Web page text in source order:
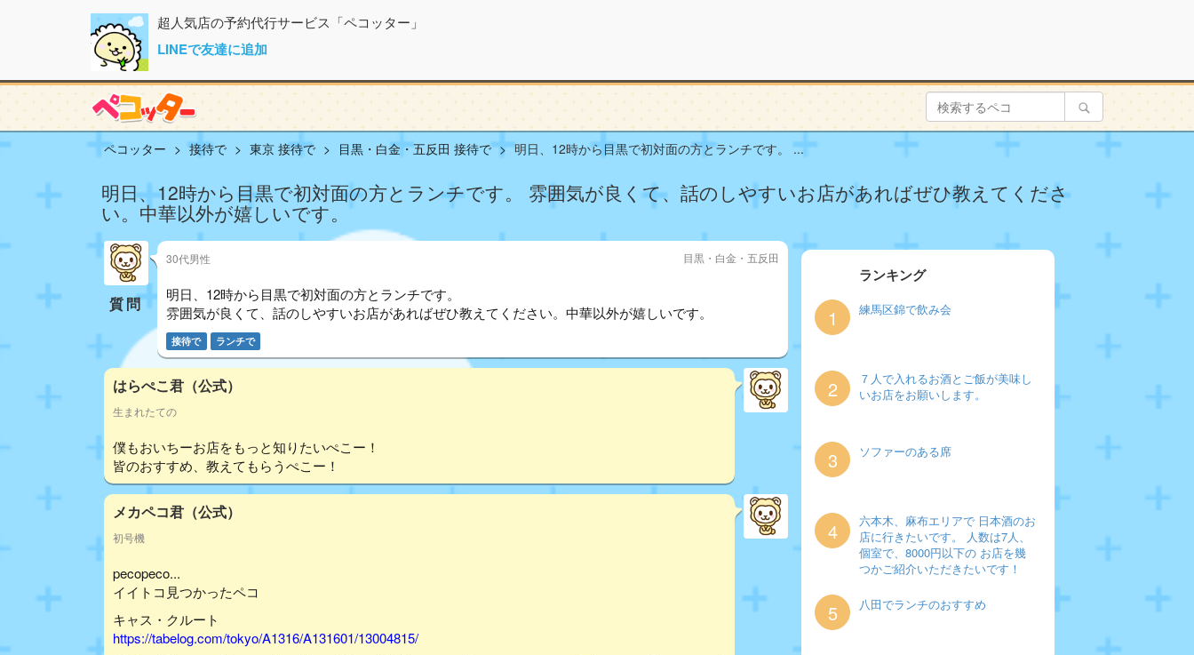
超人気店の予約代行サービス「ペコッター」
LINEで友達に追加
ペコッター 接待で 東京 接待で 目黒・白金・五反田 接待で 明日、12時から目黒で初対面の方とランチです。 ...
明日、12時から目黒で初対面の方とランチです。 雰囲気が良くて、話のしやすいお店があればぜひ教えてくださ
い。中華以外が嬉しいです。
質問
30代男性 目黒・白金・五反田
明日、12時から目黒で初対面の方とランチです。
雰囲気が良くて、話のしやすいお店があればぜひ教えてください。中華以外が嬉しいです。
接待で ランチで
はらぺこ君（公式）
生まれたての
僕もおいちーお店をもっと知りたいぺこー！
皆のおすすめ、教えてもらうぺこー！
メカペコ君（公式）
初号機
pecopeco...
イイトコ見つかったペコ
キャス・クルート
https://tabelog.com/tokyo/A1316/A131601/13004815/
ランキング
1 練馬区錦で飲み会
2
７人で入れるお酒とご飯が美味し
いお店をお願いします。
3 ソファーのある席
4
六本木、麻布エリアで 日本酒のお
店に行きたいです。 人数は7人、
個室で、8000円以下の お店を幾
つかご紹介いただきたいです！
5 八田でランチのおすすめ